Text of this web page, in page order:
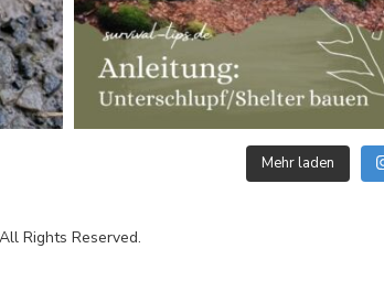
Mehr laden
Rights Reserved.